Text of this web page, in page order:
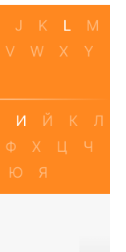
J K L
M
V W X
Y
И Й К
Л
Ф Х Ц
Ч
Ю Я